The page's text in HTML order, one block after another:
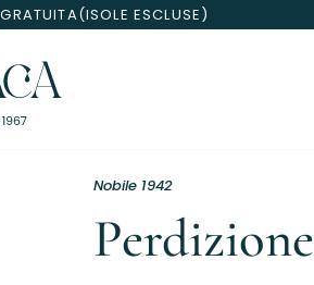
ESCLUSE)
Nobile 1942
Perdizione